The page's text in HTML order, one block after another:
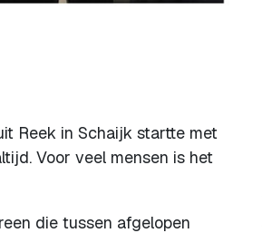
Reek in Schaijk startte met
Voor veel mensen is het
die tussen afgelopen